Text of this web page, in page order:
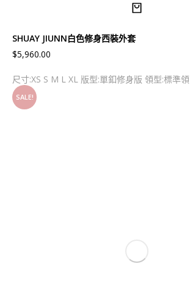
SHUAY JIUNN白色修身西裝外套
$5,960.00
尺寸:XS S M L XL 版型:單釦修身版 領型:標準領
SALE!